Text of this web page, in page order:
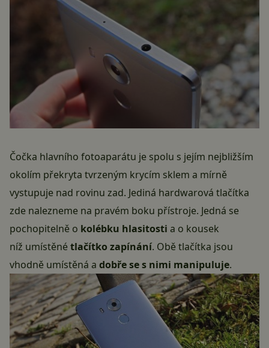
Čočka hlavního fotoaparátu je spolu s jejím nejbližším
okolím překryta tvrzeným krycím sklem a mírně
vystupuje nad rovinu zad. Jediná hardwarová tlačítka
zde nalezneme na pravém boku přístroje. Jedná se
pochopitelně o kolébku hlasitosti a o kousek
níž umístěnétlačítko zapínání. Obě tlačítka jsou
vhodně umístěná a dobře se s nimi manipuluje.